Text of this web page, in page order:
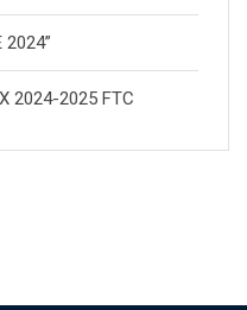
2024”
2024-2025 FTC